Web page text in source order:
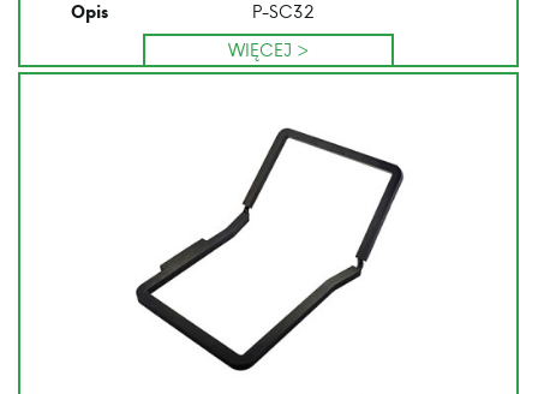
Opis
P-SC32
WIĘCEJ >